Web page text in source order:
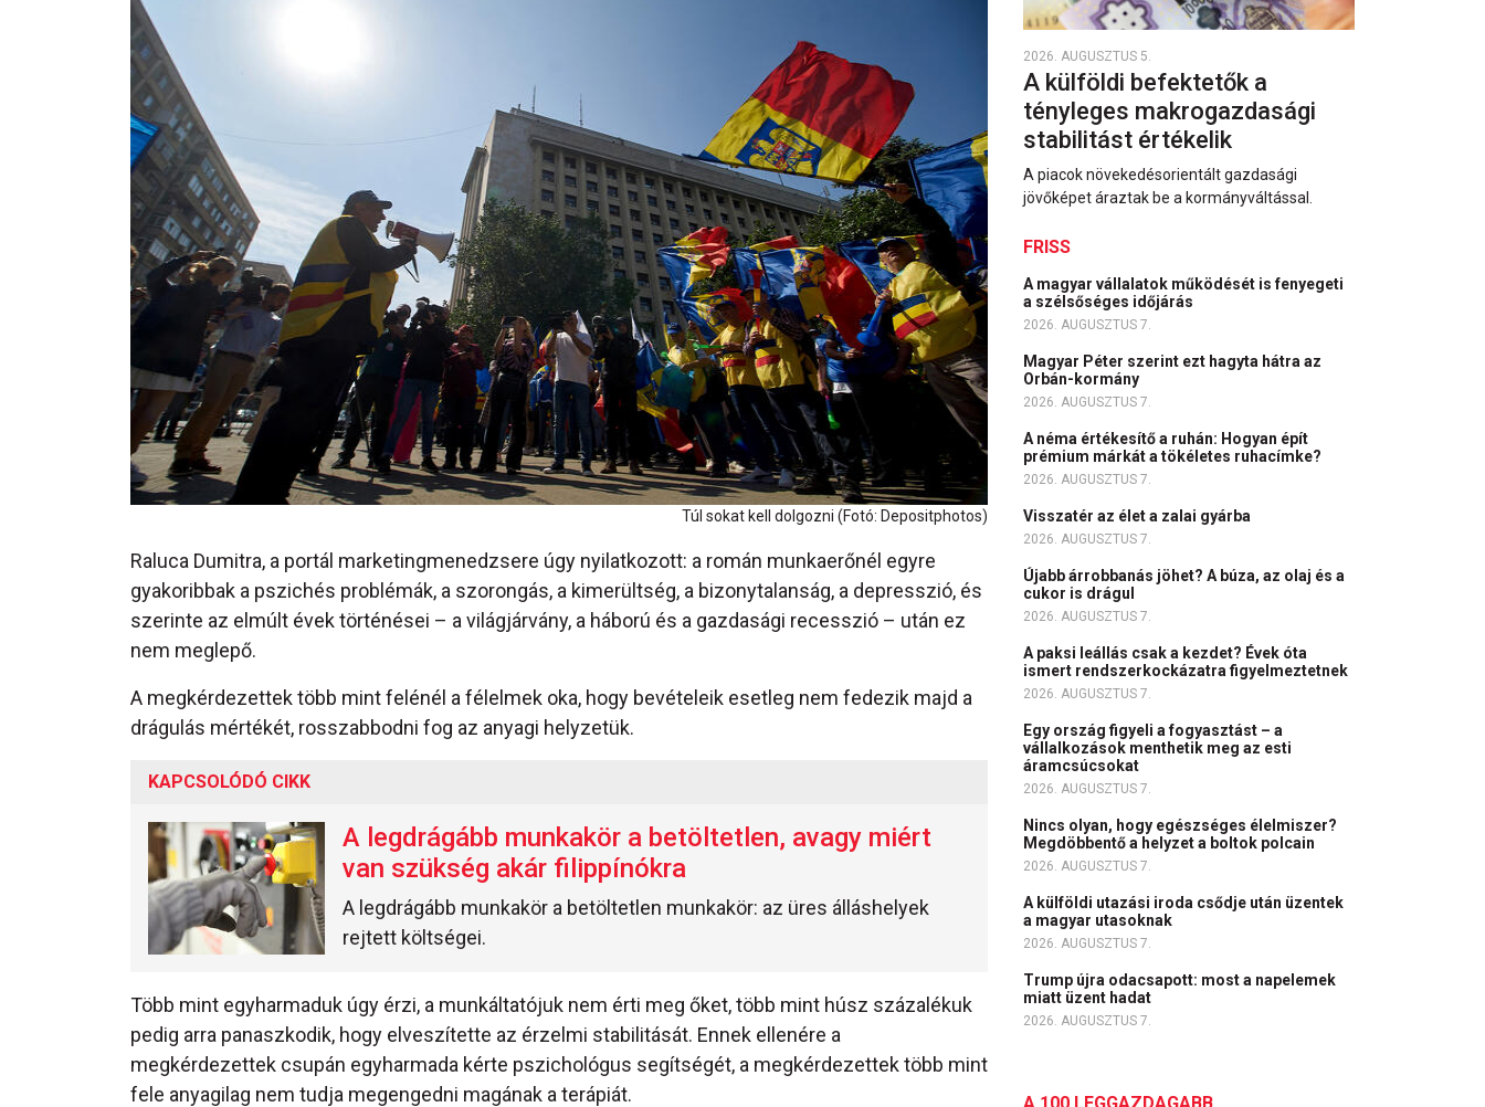
Túl sokat kell dolgozni (Fotó: Depositphotos)
Raluca Dumitra, a portál marketingmenedzsere úgy nyilatkozott: a román munkaerőnél egyre
gyakoribbak a pszichés problémák, a szorongás, a kimerültség, a bizonytalanság, a depresszió, és
szerinte az elmúlt évek történései – a világjárvány, a háború és a gazdasági recesszió – után ez
nem meglepő.
A megkérdezettek több mint felénél a félelmek oka, hogy bevételeik esetleg nem fedezik majd a
drágulás mértékét, rosszabbodni fog az anyagi helyzetük.
KAPCSOLÓDÓ CIKK
A legdrágább munkakör a betöltetlen, avagy miért
van szükség akár filippínókra
A legdrágább munkakör a betöltetlen munkakör: az üres álláshelyek
rejtett költségei.
Több mint egyharmaduk úgy érzi, a munkáltatójuk nem érti meg őket, több mint húsz százalékuk
pedig arra panaszkodik, hogy elveszítette az érzelmi stabilitását. Ennek ellenére a
megkérdezettek csupán egyharmada kérte pszichológus segítségét, a megkérdezettek több mint
fele anyagilag nem tudja megengedni magának a terápiát.
2026. AUGUSZTUS 5.
A külföldi befektetők a
tényleges makrogazdasági
stabilitást értékelik
A piacok növekedésorientált gazdasági
jövőképet áraztak be a kormányváltással.
FRISS
A magyar vállalatok működését is fenyegeti
a szélsőséges időjárás
2026. AUGUSZTUS 7.
Magyar Péter szerint ezt hagyta hátra az
Orbán-kormány
2026. AUGUSZTUS 7.
A néma értékesítő a ruhán: Hogyan épít
prémium márkát a tökéletes ruhacímke?
2026. AUGUSZTUS 7.
Visszatér az élet a zalai gyárba
2026. AUGUSZTUS 7.
Újabb árrobbanás jöhet? A búza, az olaj és a
cukor is drágul
2026. AUGUSZTUS 7.
A paksi leállás csak a kezdet? Évek óta
ismert rendszerkockázatra figyelmeztetnek
2026. AUGUSZTUS 7.
Egy ország figyeli a fogyasztást – a
vállalkozások menthetik meg az esti
áramcsúcsokat
2026. AUGUSZTUS 7.
Nincs olyan, hogy egészséges élelmiszer?
Megdöbbentő a helyzet a boltok polcain
2026. AUGUSZTUS 7.
A külföldi utazási iroda csődje után üzentek
a magyar utasoknak
2026. AUGUSZTUS 7.
Trump újra odacsapott: most a napelemek
miatt üzent hadat
2026. AUGUSZTUS 7.